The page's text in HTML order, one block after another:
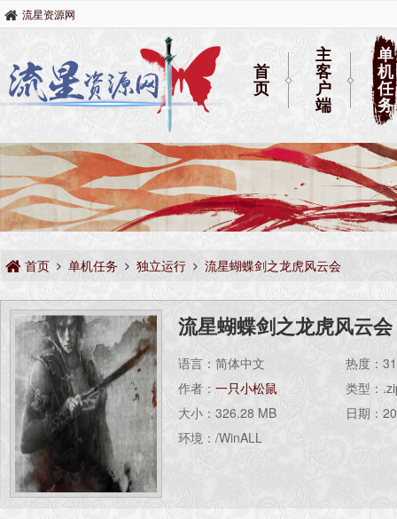
流星资源网
首
页
主
客
户
端
单
机
任
务
首页 单机任务 独立运行 流星蝴蝶剑之龙虎风云会
流星蝴蝶剑之龙虎风云会
语言：简体中文
作者： 一只小松鼠
大小：326.28 MB
环境：/WinALL
热度：
类型：
日期：